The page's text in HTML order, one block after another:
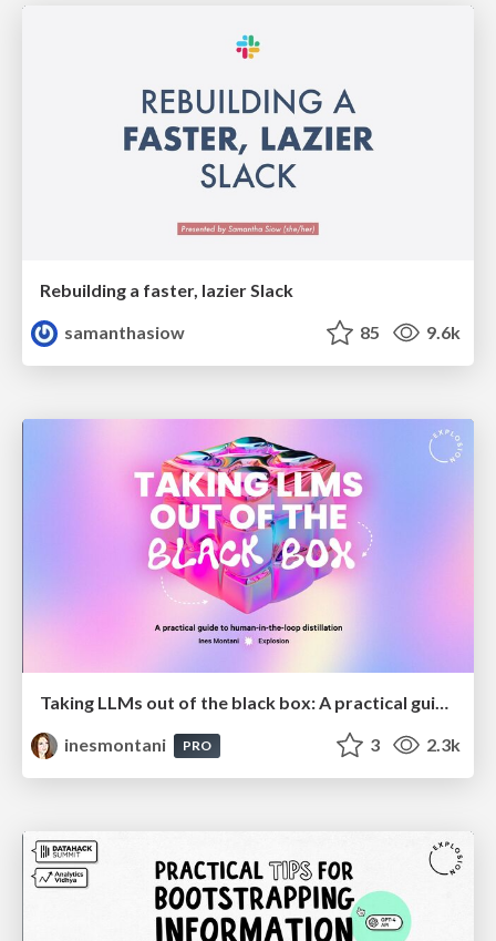
Rebuilding a faster, lazier Slack
samanthasiow
85 9.6k
Taking LLMs out of the black box: A practical guide to human-in-the-loop distillation
inesmontani
PRO 3 2.3k